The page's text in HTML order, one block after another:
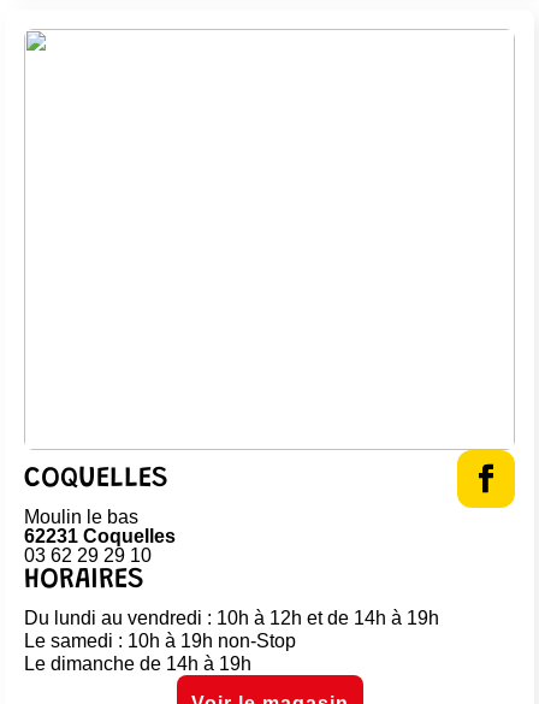
COQUELLES
Moulin le bas
62231 Coquelles
03 62 29 29 10
HORAIRES
Du lundi au vendredi : 10h à 12h et de 14h à 19h
Le samedi : 10h à 19h non-Stop
Le dimanche de 14h à 19h